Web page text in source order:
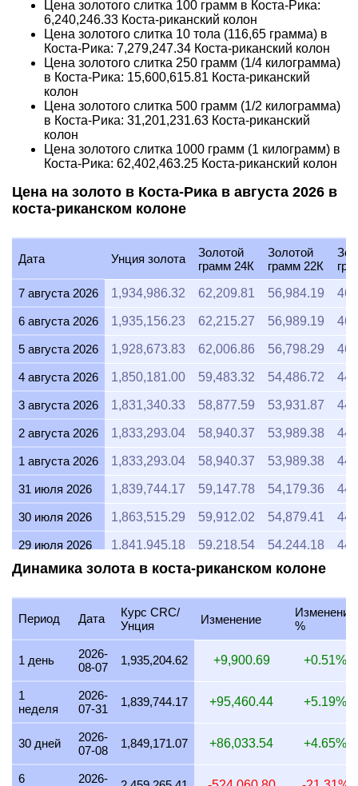
Цена золотого слитка 100 грамм в Коста-Рика:
6,240,246.33 Коста-риканский колон
Цена золотого слитка 10 тола (116,65 грамма) в
Коста-Рика: 7,279,247.34 Коста-риканский колон
Цена золотого слитка 250 грамм (1/4 килограмма)
в Коста-Рика: 15,600,615.81 Коста-риканский
колон
Цена золотого слитка 500 грамм (1/2 килограмма)
в Коста-Рика: 31,201,231.63 Коста-риканский
колон
Цена золотого слитка 1000 грамм (1 килограмм) в
Коста-Рика: 62,402,463.25 Коста-риканский колон
Цена на золото в Коста-Рика в августа 2026 в
коста-риканском колоне
Дата Унция золота
Золотой
грамм 24К
Золотой
грамм 22К
7 августа 2026
1,934,986.32 62,209.81 56,984.19
6 августа 2026 1,935,156.23 62,215.27 56,989.19
5 августа 2026 1,928,673.83 62,006.86 56,798.29
4 августа 2026 1,850,181.00 59,483.32 54,486.72
3 августа 2026 1,831,340.33 58,877.59 53,931.87
2 августа 2026 1,833,293.04 58,940.37 53,989.38
1 августа 2026 1,833,293.04 58,940.37 53,989.38
31 июля 2026 1,839,744.17 59,147.78 54,179.36
30 июля 2026 1,863,515.29 59,912.02 54,879.41
29 июля 2026 1,841,945.18 59,218.54 54,244.18
28 июля 2026 1,834,424.55 58,976.75 54,022.70
27 июля 2026 1,857,785.98 59,727.82 54,710.68
26 июля 2026 1,842,933.64 54,273.29
25 июля 2026 1,842,933.64 59,250.32 54,273.29
24 июля 2026 1,849,236.89
23 июля 2026
22 июля 2026 1,882,409.68 60,519.47 55,435.84
21 июля 2026 1,844,195.25
Динамика золота в коста-риканском колоне
Период Дата
Курс CRC/
Унция
Изменение
Изменение
%
1 день
2026-
08-07
1,935,204.62 +9,900.69 +0.51%
1
неделя
2026-
07-31
1,839,744.17 +95,460.44 +5.19%
30 дней
2026-
07-08
1,849,171.07 +86,033.54 +4.65%
6
2026-